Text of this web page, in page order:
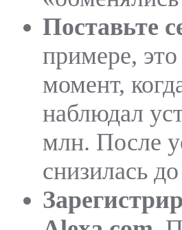
Поставьте
примере,
момент,
наблюдал
млн. После
снизилась